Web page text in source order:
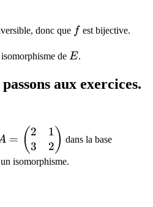
donc que ff est bijective.
de E
E.
aux exercices.
A =
& 1 \\ 3 & 2
= ( 2
3
1
2 ) dans la base
isomorphisme.